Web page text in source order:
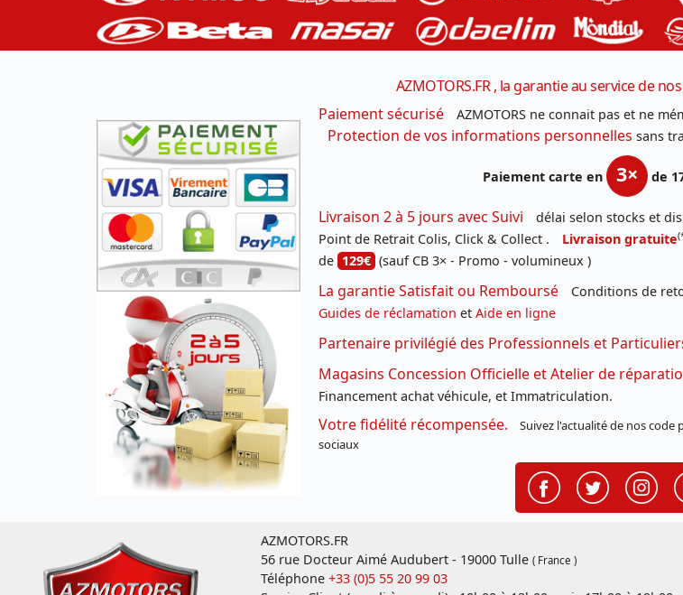
AZMOTORS.FR , la garantie au service de
Paiement sécurisé
AZMOTORS ne connait pas et ne
Protection de vos informations personnelles sans
Paiement carte en 3× de
Livraison 2 à 5 jours avec Suivi
délai selon stocks et
Point de Retrait Colis, Click & Collect .
Livraison gratuite
de 129€ (sauf CB 3× - Promo - volumineux )
La garantie Satisfait ou Remboursé
Conditions de
Guides de réclamation et Aide en ligne
Partenaire privilégié des Professionnels et
Magasins Concession Officielle et Atelier de
Financement achat véhicule, et Immatriculation.
Votre fidélité récompensée.
Suivez l'actualité de nos code
sociaux
AZMOTORS.FR
56 rue Docteur Aimé Audubert - 19000 Tulle ( France )
Téléphone +33 (0)5 55 20 99 03